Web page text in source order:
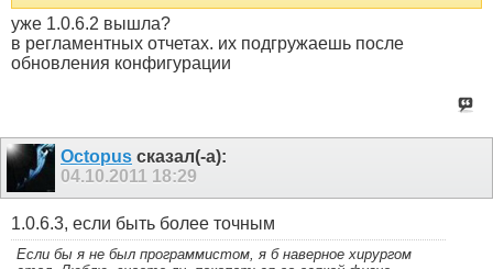
уже 1.0.6.2 вышла?
в регламентных отчетах. их подгружаешь после
обновления конфигурации
Octopus сказал(-а):
04.10.2011 18:29
1.0.6.3, если быть более точным
Если бы я не был программистом, я б наверное хирургом